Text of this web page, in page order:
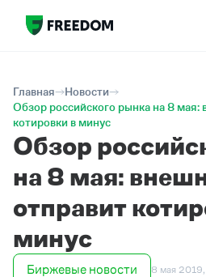
Главная
Новости
Обзор российского рынка на 8 мая:
котировки в минус
Обзор
на 8 мая:
отправит
минус
Биржевые новости 8 мая